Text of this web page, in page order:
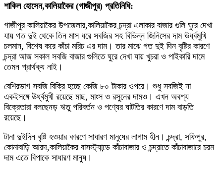
শাকিল হোসেন,কালিয়াকৈর (গাজীপুর) প্রতিনিধি:
গাজীপুর কালিয়াকৈর উপজেলার,কালিয়াকৈর চন্দ্রা এলাকার বাজার গুলি ঘুরে দেখা
যায় গত দুই থেকে তিন মাস ধরে সবজির সহ বিভিন্ন জিনিসের দাম ঊর্ধ্বমুখি
চলমান, বিশেষ করে কাঁচা মরিচ এর দাম। তার মাঝে গত দুই দিন বৃষ্টির কারণে
চন্দ্রা আজ সকাল সবজি বাজার গুলিতে ঘুরে দেখা যায় খুচরা ও পাইকারি দামে
তেমন প্রার্থক্য নাই।
বেশিরভাগ সবজি বিক্রি হচ্ছে কেজি ৮০ টাকার ওপরে। শুধু সবজিই না
একইসঙ্গে ঊর্ধ্বমুখী রয়েছে মাছ, মাংস ও রসুনের দামও। এখন অবশ্য
বিক্রেতারা বলছেনড় ঋতু পরিবর্তন ও পণ্যের ঘাটতির কারণে দাম বাড়তি
রয়েছে।
টানা দুইদিন বৃষ্টি হওয়ার কারণে সাধারণ মানুষের লাগাম হীন। চন্দ্রা, সফিপুর,
কোনাবাড়ি আরদ,কালিয়াকৈর বাসস্ট্যান্ডে কাঁচাবাজার ও চন্দ্রাতে কাঁচাবাজারে চরম
দাম এতে বিপাকে সাধারণ মানুষ।